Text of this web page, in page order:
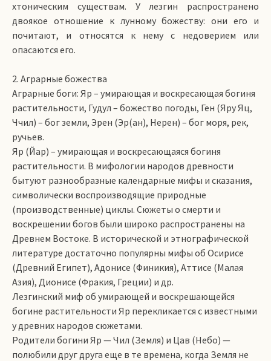
хтоническим существам. У лезгин распространено
двоякое отношение к лунному божеству: они его и
почитают, и относятся к нему с недоверием или
опасаются его.
2. Аграрные божества
Аграрные боги: Яр – умирающая и воскресающая богиня
растительности, Гудул – божество погоды, Ген (Яру Яц,
Ччил) – бог земли, Эрен (Эр(ан), Нерен) – бог моря, рек,
ручьев.
Яр (Йар) – умирающая и воскресающаяся богиня
растительности. В мифологии народов древности
бытуют разнообразные календарные мифы и сказания,
символически воспроизводящие природные
(производственные) циклы. Сюжеты о смерти и
воскрешении богов были широко распространены на
Древнем Востоке. В исторической и этнографической
литературе достаточно популярны мифы об Осирисе
(Древний Египет), Адонисе (Финикия), Аттисе (Малая
Азия), Дионисе (Фракия, Греции) и др.
Лезгинский миф об умирающей и воскрешающейся
богине растительности Яр перекликается с известными
у древних народов сюжетами.
Родители богини Яр — Чил (Земля) и Цав (Небо) —
полюбили друг друга еще в те времена, когда Земля не